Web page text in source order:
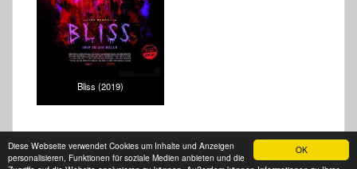
OK
Diese Webseite verwendet Cookies um Inhalte und Anzeigen
personalisieren, Funktionen für soziale Medien anbieten und die
Bliss (2019)